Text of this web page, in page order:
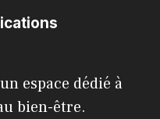
espace dédié à
bien-être.